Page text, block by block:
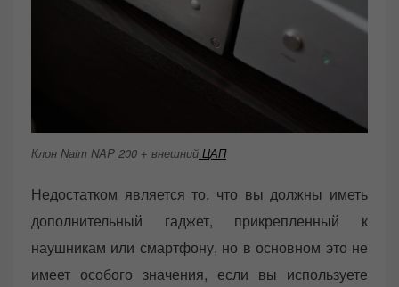
Клон Naim NAP 200 + внешний ЦАП
Недостатком является то, что вы должны иметь
дополнительный гаджет, прикрепленный к
наушникам или смартфону, но в основном это не
имеет особого значения, если вы используете